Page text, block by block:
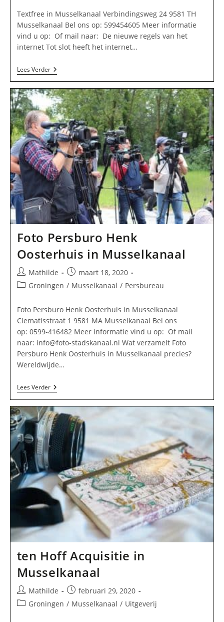
Textfree in Musselkanaal Verbindingsweg 24 9581 TH
Musselkanaal Bel ons op: 599454605 Meer informatie
vind u op: Of mail naar: De nieuwe regels van het
internet Tot slot heeft het internet…
Lees VerderTextfree
In
Foto Persburo Henk
Oosterhuis in Musselkanaal
Bericht
auteur:
Mathilde
Bericht
gepubliceerd
maart 18, 2020
Berichtcategorie:
Groningen / Musselkanaal / Persbureau
Foto Persburo Henk Oosterhuis in Musselkanaal
Clematisstraat 1 9581 MA Musselkanaal Bel ons
op: 0599-416482 Meer informatie vind u op: Of mail
naar: info@foto-stadskanaal.nl Wat verzamelt Foto
Persburo Henk Oosterhuis in Musselkanaal precies?
Wereldwijde…
Lees VerderFoto
Persburo
Oosterhuis
In
Musselkanaal
ten Hoff Acquisitie in
Musselkanaal
Bericht
auteur:
Mathilde
Bericht
gepubliceerd
februari 29, 2020
Berichtcategorie:
Groningen / Musselkanaal / Uitgeverij